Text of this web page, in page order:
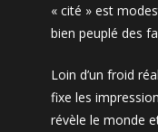
« cité » est
bien peuplé des
Loin d’un froid
fixe les
révèle le monde